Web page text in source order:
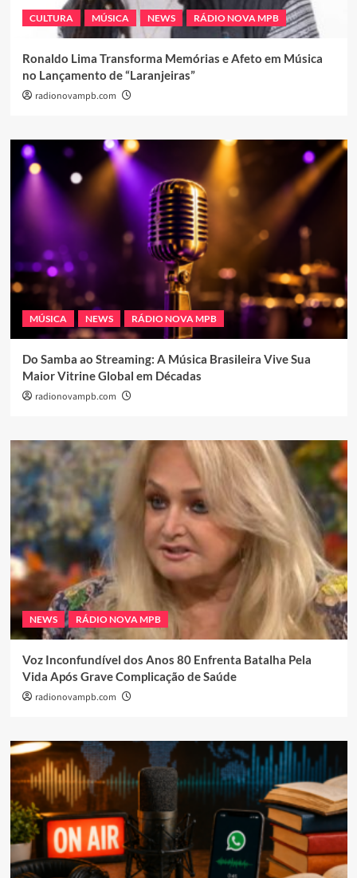
CULTURA MÚSICA NEWS RÁDIO NOVA MPB
Ronaldo Lima Transforma Memórias e Afeto em Música
no Lançamento de “Laranjeiras”
radionovampb.com
MÚSICA NEWS RÁDIO NOVA MPB
Do Samba ao Streaming: A Música Brasileira Vive Sua
Maior Vitrine Global em Décadas
radionovampb.com
NEWS RÁDIO NOVA MPB
Voz Inconfundível dos Anos 80 Enfrenta Batalha Pela
Vida Após Grave Complicação de Saúde
radionovampb.com